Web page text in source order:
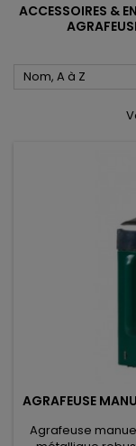
ACCESSOIRES &
Nom, A à Z
AGRAFEUSE
Agrafeuse